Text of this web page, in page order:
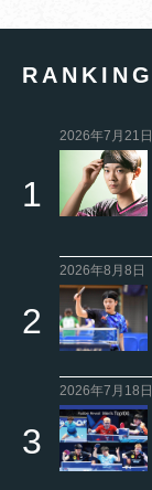
RANKING
2026年7月21日
2026年8月8日
2026年7月18日